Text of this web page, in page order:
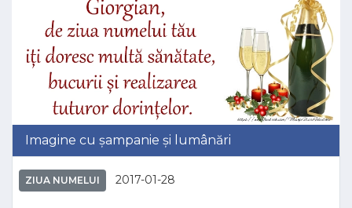
Imagine cu șampanie și lumânări
ZIUA NUMELUI 2017-01-28